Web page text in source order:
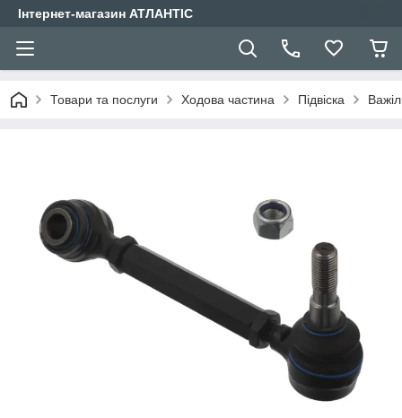
Інтернет-магазин АТЛАНТІС
Товари та послуги Ходова частина Підвіска